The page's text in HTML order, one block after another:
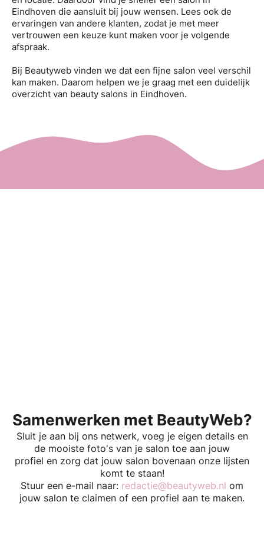
Eindhoven die aansluit bij jouw wensen. Lees ook de
ervaringen van andere klanten, zodat je met meer
vertrouwen een keuze kunt maken voor je volgende
afspraak.
Bij Beautyweb vinden we dat een fijne salon veel verschil
kan maken. Daarom helpen we je graag met een duidelijk
overzicht van beauty salons in Eindhoven.
Samenwerken met BeautyWeb?
Sluit je aan bij ons netwerk, voeg je eigen details en
de mooiste foto's van je salon toe aan jouw
profiel en zorg dat jouw salon bovenaan onze lijsten
komt te staan!
Stuur een e-mail naar: redactie@beautyweb.nl om
jouw salon te claimen of een profiel aan te maken.